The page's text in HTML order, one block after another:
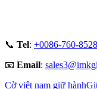
📞 Tel: +0086-760-
📧 Email:
Cờ việt nam giữ hành